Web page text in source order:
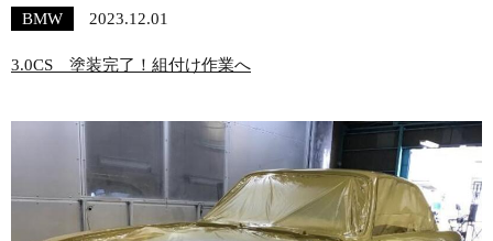
BMW 2023.12.01
3.0CS 塗装完了！組付け作業へ